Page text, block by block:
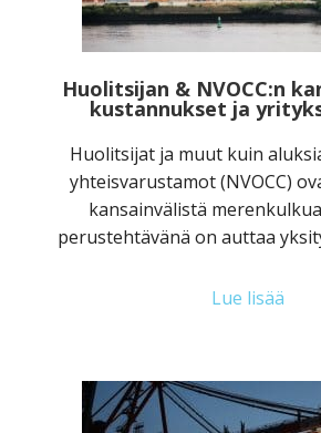
Huolitsijan & NVOCC:n
kustannukset ja
Huolitsijat ja muut kuin
yhteisvarustamot (NVOCC)
kansainvälistä
perustehtävänä on auttaa
Lue lisää